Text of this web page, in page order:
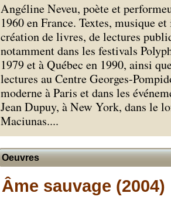
Angéline Neveu, poète et
1960 en France. Textes, musique
création de livres, de lectures
notamment dans les festivals
1979 et à Québec en 1990, ainsi
lectures au Centre Georges-
moderne à Paris et dans les
Jean Dupuy, à New York, dans le
Maciunas....
Oeuvres
Âme sauvage (2004)